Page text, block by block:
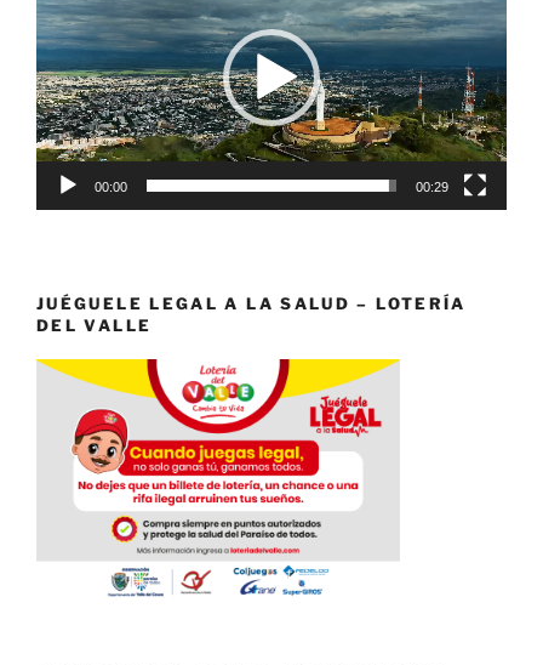
vídeo
00:00 00:29
JUÉGUELE LEGAL A LA SALUD – LOTERÍA
DEL VALLE